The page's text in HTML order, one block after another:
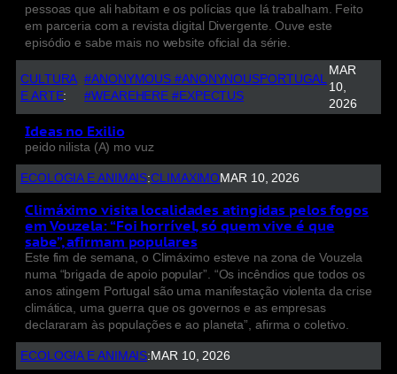
pessoas que ali habitam e os polícias que lá trabalham. Feito
em parceria com a revista digital Divergente. Ouve este
episódio e sabe mais no website oficial da série.
CULTURA
E ARTE:
#ANONYMOUS #ANONYNOUSPORTUGAL
#WEAREHERE #EXPECTUS
MAR
10,
2026
Ideas no Exilio
peido nilista (A) mo vuz
ECOLOGIA E ANIMAIS:CLIMAXIMOMAR 10, 2026
Climáximo visita localidades atingidas pelos fogos
em Vouzela: “Foi horrível, só quem vive é que
sabe”, afirmam populares
Este fim de semana, o Climáximo esteve na zona de Vouzela
numa “brigada de apoio popular”. “Os incêndios que todos os
anos atingem Portugal são uma manifestação violenta da crise
climática, uma guerra que os governos e as empresas
declararam às populações e ao planeta”, afirma o coletivo.
ECOLOGIA E ANIMAIS: MAR 10, 2026